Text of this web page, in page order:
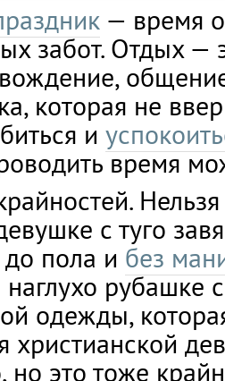
— время
забот. Отдых —
которая не
и
время
с туго
пола и без
наглухо рубашке
одежды,
христианской
это тоже